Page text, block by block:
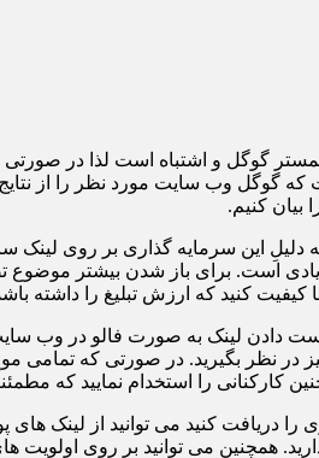
گوگل و اشتباه است لذا در
گوگل وب سایت مورد نظر را از
بیان کنیم.
این سرمایه گذاری بر روی لینک
است. برای باز شدن بیشتر موضوع
کیفیت کنید که ارزش تبلیغ را داشته
دادن لینک به صورت فالو در وب
نیز در نظر بگیرید. در صورتی که
کارکنانی را استخدام نمایید که
را دریافت کنید می توانید از لینک
همچنین می توانید بر روی اولویت های